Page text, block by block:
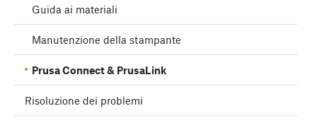
Guida ai materiali
Manutenzione della stampante
Prusa Connect & PrusaLink
Risoluzione dei problemi